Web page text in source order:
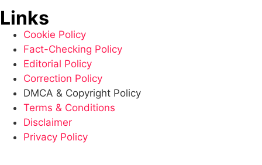
Links
Cookie Policy
Fact-Checking Policy
Editorial Policy
Correction Policy
DMCA & Copyright Policy
Terms & Conditions
Disclaimer
Privacy Policy